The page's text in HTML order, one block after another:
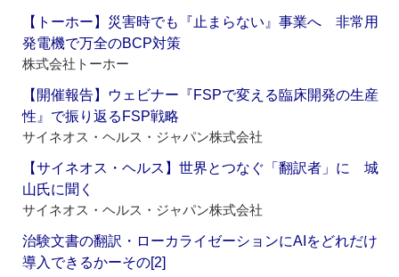
【トーホー】災害時でも『止まらない』事業へ 非常用
発電機で万全のBCP対策
株式会社トーホー
【開催報告】ウェビナー『FSPで変える臨床開発の生産
性』で振り返るFSP戦略
サイネオス・ヘルス・ジャパン株式会社
【サイネオス・ヘルス】世界とつなぐ「翻訳者」に 城
山氏に聞く
サイネオス・ヘルス・ジャパン株式会社
治験文書の翻訳・ローカライゼーションにAIをどれだけ
導入できるかーその[2]